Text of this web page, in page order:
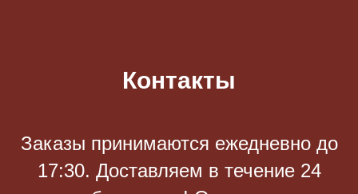
Контакты
Заказы принимаются eжедневно до
17:30. Доставляем в течение 24